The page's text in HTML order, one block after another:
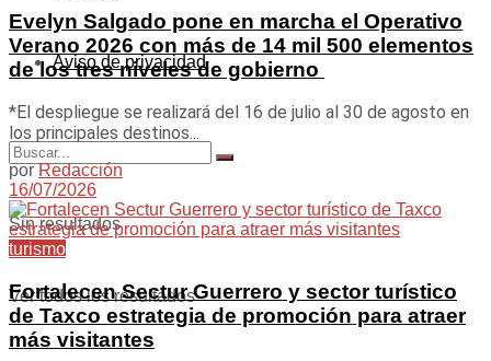
Aviso de privacidad
Sin resultados
Ver todos los resultados
Evelyn Salgado pone en marcha el Operativo
Verano 2026 con más de 14 mil 500 elementos
de los tres niveles de gobierno
*El despliegue se realizará del 16 de julio al 30 de agosto en
los principales destinos...
por Redacción
16/07/2026
turismo
Fortalecen Sectur Guerrero y sector turístico
de Taxco estrategia de promoción para atraer
más visitantes